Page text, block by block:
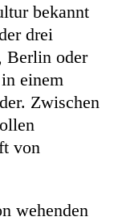
bekannt
drei
Berlin oder
einem
Zwischen
von
wehenden